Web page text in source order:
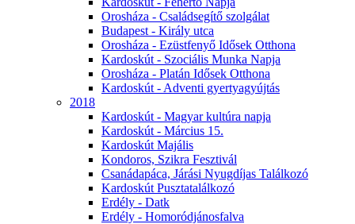
Orosháza - Családsegítő szolgálat
Budapest - Király utca
Orosháza - Ezüstfenyő Idősek Otthona
Kardoskút - Szociális Munka Napja
Orosháza - Platán Idősek Otthona
Kardoskút - Adventi gyertyagyújtás
2018
Kardoskút - Magyar kultúra napja
Kardoskút - Március 15.
Kardoskút Majális
Kondoros, Szikra Fesztivál
Csanádapáca, Járási Nyugdíjas Találkozó
Kardoskút Pusztatalálkozó
Erdély - Datk
Erdély - Homoródjánosfalva